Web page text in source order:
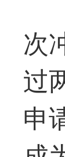
次
过
申